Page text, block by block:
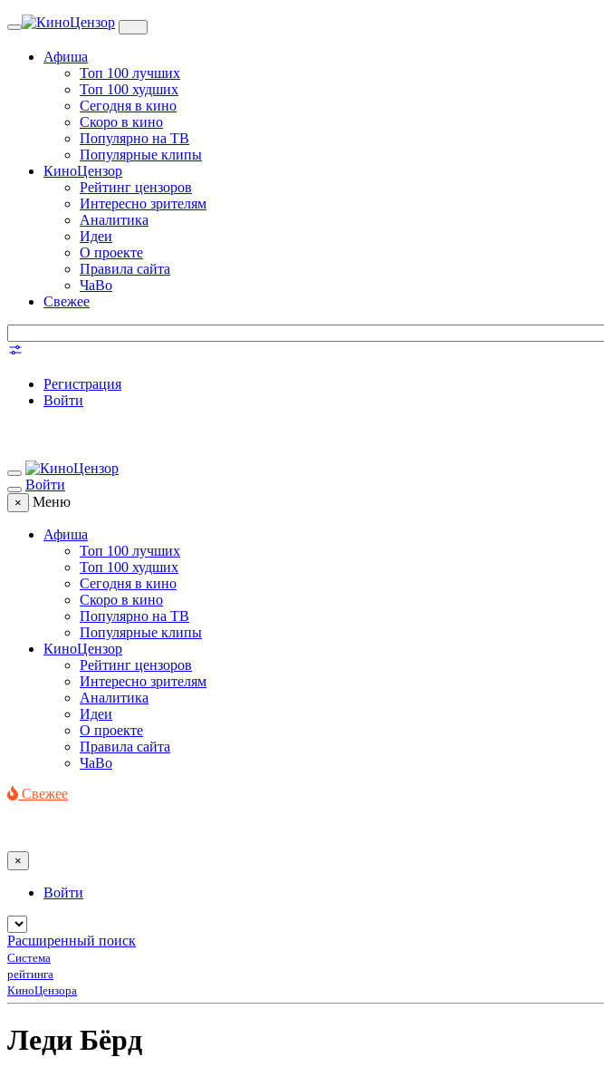
Toggle
Афиша
Топ 100 лучших
Топ 100 худших
Сегодня в кино
Скоро в кино
Популярно на ТВ
Популярные клипы
КиноЦензор
Рейтинг цензоров
Интересно зрителям
Аналитика
Идеи
О проекте
Правила сайта
ЧаВо
Свежее
Регистрация
Войти
Войти
× Меню
Афиша
Топ 100 лучших
Топ 100 худших
Сегодня в кино
Скоро в кино
Популярно на ТВ
Популярные клипы
КиноЦензор
Рейтинг цензоров
Интересно зрителям
Аналитика
Идеи
О проекте
Правила сайта
ЧаВо
Свежее
×
Войти
Расширенный поиск
Система
рейтинга
КиноЦензора
Леди Бёрд